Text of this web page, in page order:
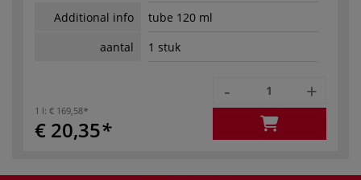
Additional info
tube 120 ml
aantal
1 stuk
1 l: € 169,58
€ 20,35
- +